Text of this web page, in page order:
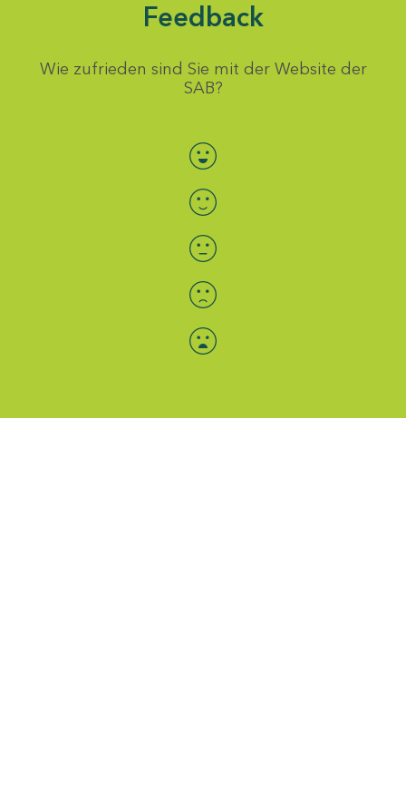
Feedback
Wie zufrieden sind Sie mit der Website der
SAB?
Bewertung auswählen